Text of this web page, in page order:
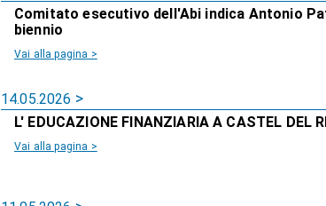
Comitato esecutivo dell'Abi indica Antonio
biennio
Vai alla pagina >
14.05.2026
L' EDUCAZIONE FINANZIARIA A CASTEL DEL
Vai alla pagina >